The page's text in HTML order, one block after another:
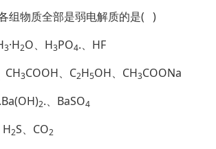
组物质全部是弱电解质的是( )
3·H2O、H3PO4.、HF
CH3COOH、C2H5OH、CH3COONa
2.、BaSO4
H2S、CO2